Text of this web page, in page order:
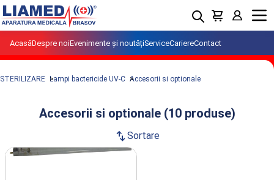
AcasăDespre noiEvenimente și noutățiServiceCariereContact
Menu
STERILIZARE Lampi bactericide UV-C Accesorii si optionale
Accesorii si optionale (10 produse)
swap_vertSortare